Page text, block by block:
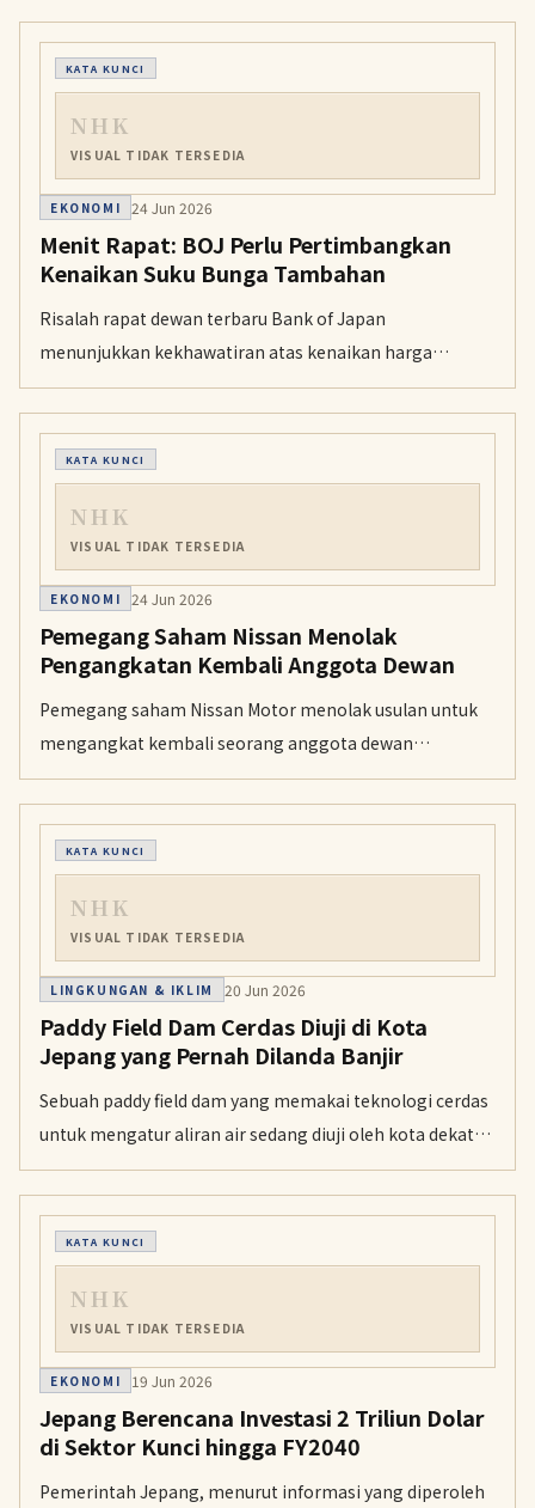
pemasok melihat Jepang sebagai pasar yang
menjanjikan karena banyak sektor di sana
membutuhkan mesin seperti ini.
KATA KUNCI
NHK
VISUAL TIDAK TERSEDIA
EKONOMI 24 Jun 2026
Menit Rapat: BOJ Perlu Pertimbangkan
Kenaikan Suku Bunga Tambahan
Risalah rapat dewan terbaru Bank of Japan
menunjukkan kekhawatiran atas kenaikan harga
menjadi alasan di balik keputusan menaikkan suku
bunga acuan. Sejumlah pembuat kebijakan juga
menyerukan kenaikan suku bunga tambahan lebih awal.
KATA KUNCI
NHK
VISUAL TIDAK TERSEDIA
EKONOMI 24 Jun 2026
Pemegang Saham Nissan Menolak
Pengangkatan Kembali Anggota Dewan
Pemegang saham Nissan Motor menolak usulan untuk
mengangkat kembali seorang anggota dewan
eksternal. Di perusahaan besar Jepang, penolakan
terhadap nominasi dari perusahaan biasanya jarang
terjadi.
KATA KUNCI
NHK
VISUAL TIDAK TERSEDIA
LINGKUNGAN & IKLIM 20 Jun 2026
Paddy Field Dam Cerdas Diuji di Kota
Jepang yang Pernah Dilanda Banjir
Sebuah paddy field dam yang memakai teknologi cerdas
untuk mengatur aliran air sedang diuji oleh kota dekat
Tokyo yang mengalami banjir tiga tahun lalu. Sistem ini
membantu menahan air hujan di sawah dan
meringankan beban petani dalam mengelola lahan
mereka.
KATA KUNCI
NHK
VISUAL TIDAK TERSEDIA
EKONOMI 19 Jun 2026
Jepang Berencana Investasi 2 Triliun Dolar
di Sektor Kunci hingga FY2040
Pemerintah Jepang, menurut informasi yang diperoleh